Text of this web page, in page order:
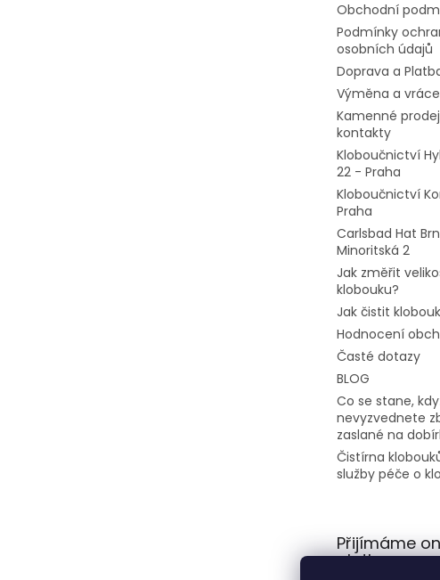
Obchodní
Podmínky
osobních údajů
Doprava a
Výměna a
Kamenné
kontakty
Kloboučnictví
22 - Praha
Kloboučnictví
Praha
Carlsbad Hat
Minoritská 2
Jak změřit
klobouku?
Jak čistit
Hodnocení
Časté dotazy
BLOG
Co se stane,
nevyzvednete
zaslané na
Čistírna
služby péče o
Přijímáme
platby